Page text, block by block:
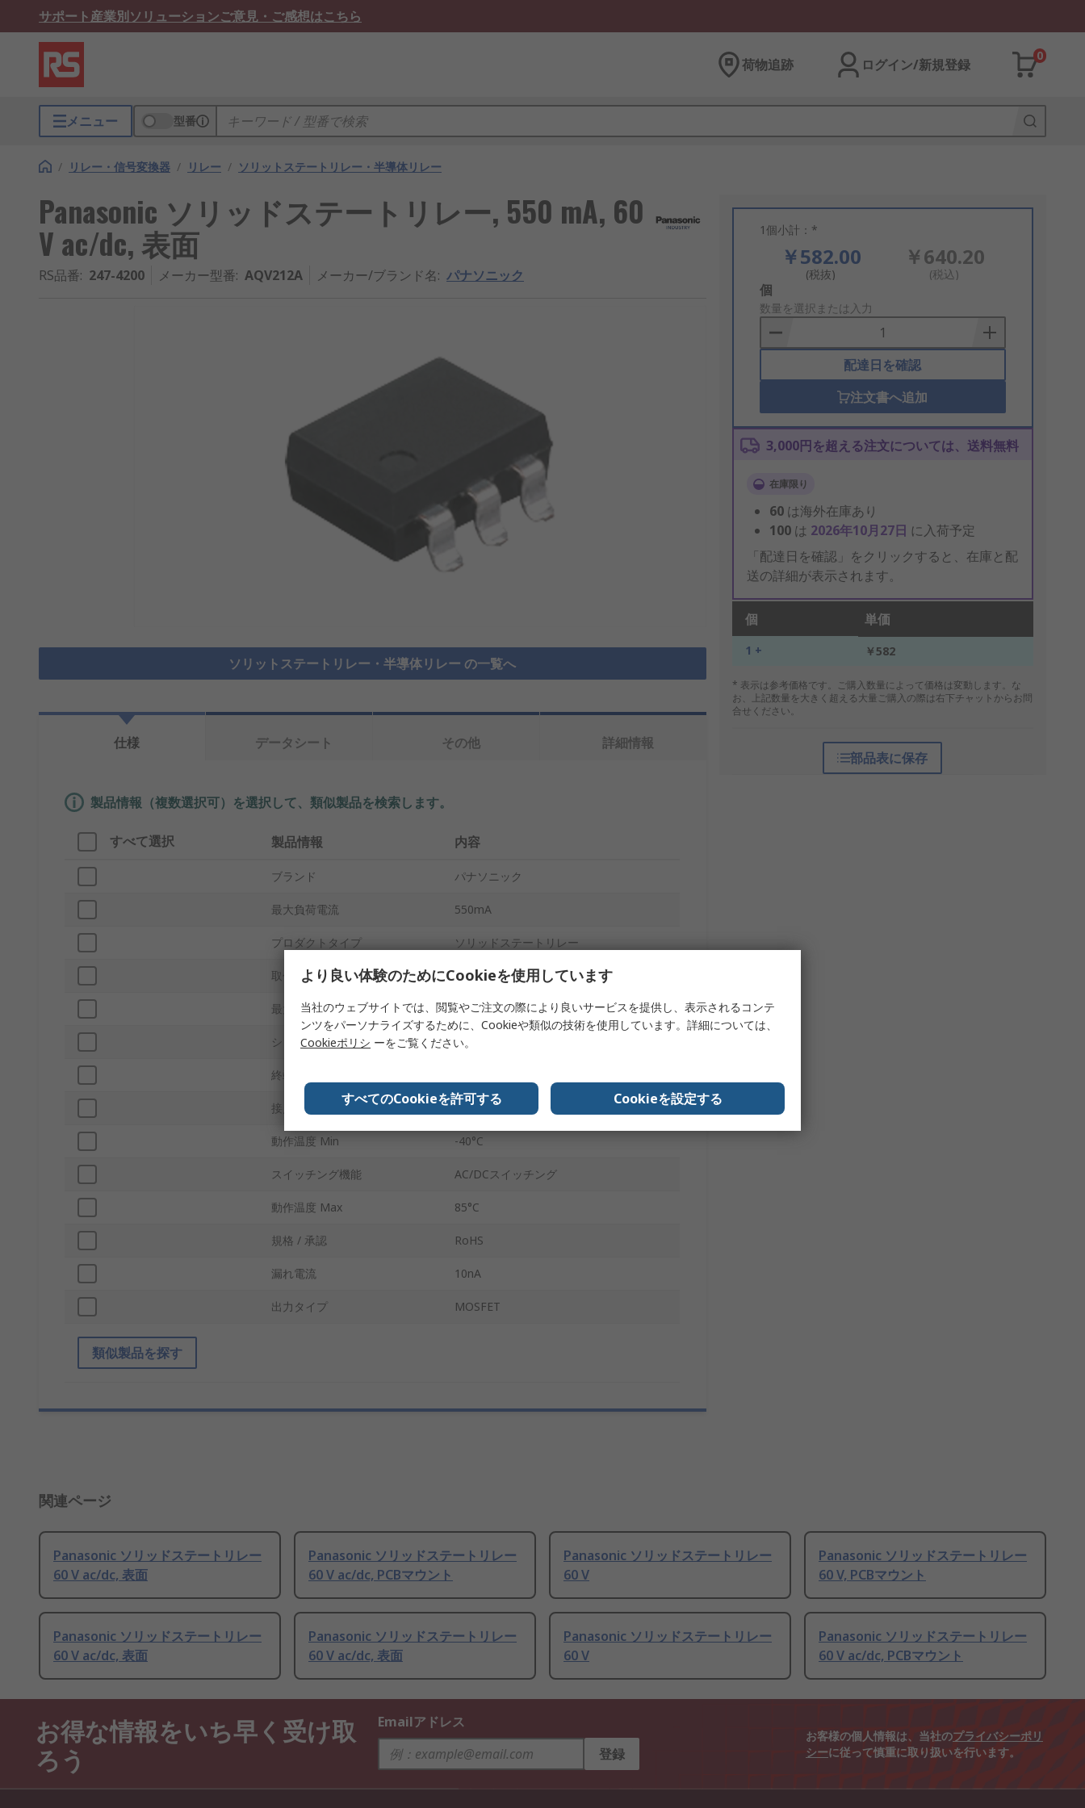
サポート産業別ソリューションご意見・ご感想はこちら
荷物追跡 ログイン/新規登録
0
メニュー 型番
/ リレー・信号変換器 / リレー / ソリットステートリレー・半導体リレー
Panasonic ソリッドステートリレー, 550 mA, 60
V ac/dc, 表面
RS品番: 247-4200 メーカー型番: AQV212A メーカー/ブランド名: パナソニック
ソリットステートリレー・半導体リレー の一覧へ
1個小計：*
￥582.00
(税抜)
￥640.20
(税込)
Add
to
Basket
個
数量を選択または入力
配達日を確認
注文書へ追加
3,000円を超える注文については、送料無料
在庫限り
60 は海外在庫あり
100 は 2026年10月27日 に入荷予定
「配達日を確認」をクリックすると、在庫と配
送の詳細が表示されます。
個 単価
1 + ￥582
* 表示は参考価格です。ご購入数量によって価格は変動します。な
お、上記数量を大きく超える大量ご購入の際は右下チャットからお問
合せください。
部品表に保存
仕様 データシート その他 詳細情報
製品情報（複数選択可）を選択して、類似製品を検索します。
すべて選択 製品情報 内容
ブランド パナソニック
最大負荷電流 550mA
プロダクトタイプ ソリッドステートリレー
取付タイプ 表面
最大負荷電圧 60V ac/dc
シリーズ AQV
終端処理
接点構成 SPST、
動作温度 Min -40°C
スイッチング機能 AC/DCスイッチング
動作温度 Max 85°C
規格 / 承認 RoHS
漏れ電流 10nA
出力タイプ MOSFET
類似製品を探す
関連ページ
Panasonic ソリッドステートリレー
60 V ac/dc, 表面
Panasonic ソリッドステートリレー
60 V ac/dc, PCBマウント
Panasonic ソリッドステートリレー
60 V
Panasonic ソリッドステートリレー
60 V, PCBマウント
Panasonic ソリッドステートリレー
60 V ac/dc, 表面
Panasonic ソリッドステートリレー
60 V ac/dc, 表面
Panasonic ソリッドステートリレー
60 V
Panasonic ソリッドステートリレー
60 V ac/dc, PCBマウント
お得な情報をいち早く受け取
ろう
Emailアドレス
登録
お客様の個人情報は、当社のプライバシーポリ
シーに従って慎重に取り扱いを行います。
より良い体験のためにCookieを使用しています
当社のウェブサイトでは、閲覧やご注文の際により良いサービスを提供し、表示されるコンテ
ンツをパーソナライズするために、Cookieや類似の技術を使用しています。詳細については、
Cookieポリシ ーをご覧ください。
すべてのCookieを許可する Cookieを設定する